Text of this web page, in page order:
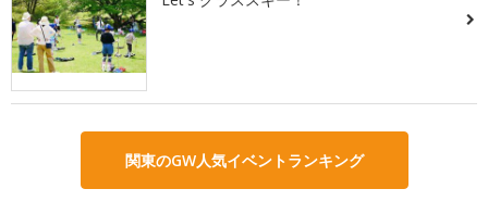
関東のGW人気イベントランキング